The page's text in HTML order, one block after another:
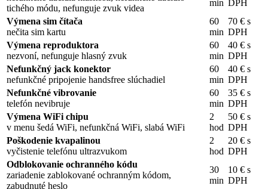
tichého módu, nefunguje zvuk videa
min DPH
Výmena sim čítača
nečita sim kartu
60
min
70 € s
DPH
Výmena reproduktora
nezvoní, nefunguje hlasný zvuk
60
min
40 € s
DPH
Nefunkčný jack konektor
nefunkčné pripojenie handsfree slúchadiel
60
min
40 € s
DPH
Nefunkčné vibrovanie
telefón nevibruje
60
min
35 € s
DPH
Výmena WiFi chipu
v menu šedá WiFi, nefunkčná WiFi, slabá WiFi
2
hod
50 € s
DPH
Poškodenie kvapalinou
vyčistenie telefónu ultrazvukom
2
hod
20 € s
DPH
Odblokovanie ochranného kódu
zariadenie zablokované ochranným kódom,
zabudnuté heslo
30
min
10 € s
DPH